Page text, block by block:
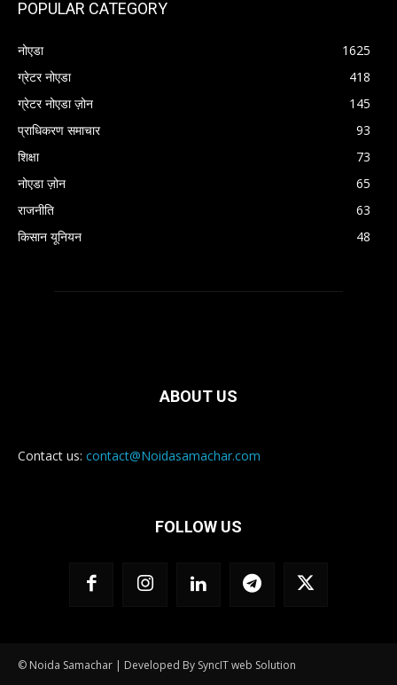
POPULAR CATEGORY
नोएडा
1625
ग्रेटर नोएडा
418
ग्रेटर नोएडा ज़ोन
145
प्राधिकरण समाचार
93
शिक्षा
73
नोएडा ज़ोन
65
राजनीति
63
किसान यूनियन
48
ABOUT US
Contact us: contact@Noidasamachar.com
FOLLOW US
© Noida Samachar | Developed By SyncIT web Solution